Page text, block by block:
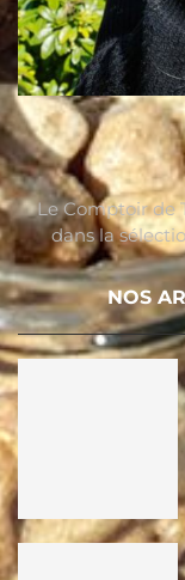
Le Comptoir de
dans la
NOS